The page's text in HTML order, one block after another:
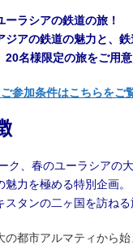
ラシアの鉄道の旅！
ジアの鉄道の魅力と、
名様限定の旅をご用意
参加条件はこちらをご
ク、春のユーラシアの
力を極める特別企画。
タンの二ヶ国を訪ねる
都市アルマティから